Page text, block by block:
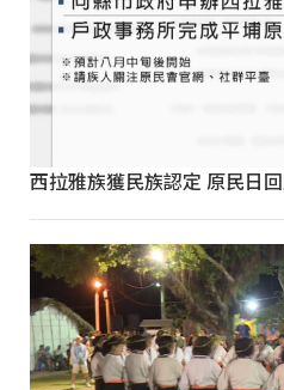
西拉雅族獲民族認定 原民日